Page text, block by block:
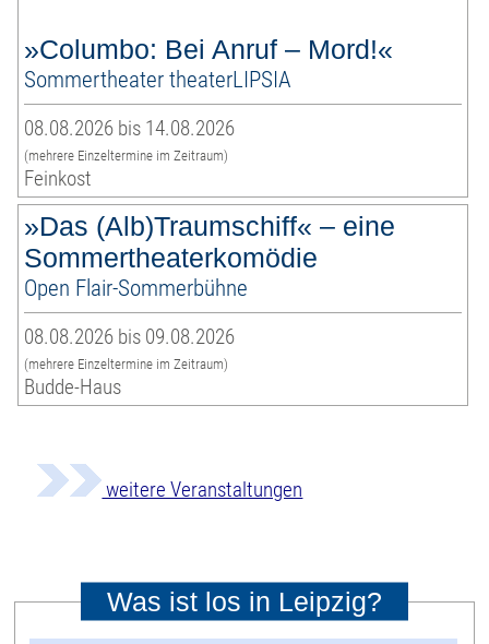
»Columbo: Bei Anruf – Mord!«
Sommertheater theaterLIPSIA
08.08.2026 bis 14.08.2026
(mehrere Einzeltermine im Zeitraum)
Feinkost
»Das (Alb)Traumschiff« – eine
Sommertheaterkomödie
Open Flair-Sommerbühne
08.08.2026 bis 09.08.2026
(mehrere Einzeltermine im Zeitraum)
Budde-Haus
weitere Veranstaltungen
Was ist los in Leipzig?